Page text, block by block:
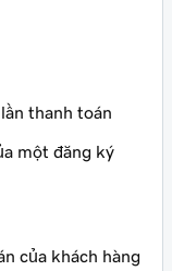
thanh toán
một đăng ký
của khách hàng